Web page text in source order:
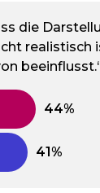
die
realistisch